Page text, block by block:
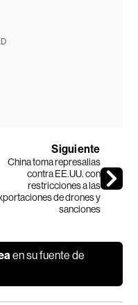
Siguiente
China toma represalias
contra EE.UU. con
restricciones a las
de drones y
sanciones
en su fuente de